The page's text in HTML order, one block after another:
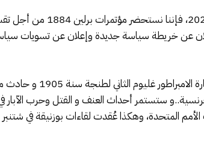
عن خريطة سياسة جديدة وإعلان عن تسويات